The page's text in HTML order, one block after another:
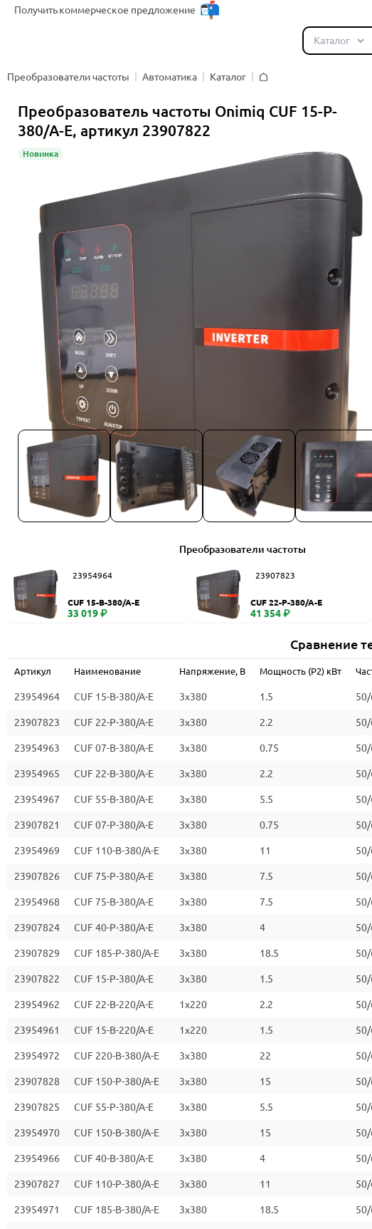
Получитькоммерческое предложение
Преобразователи частоты Автоматика
Каталог
Преобразователь частоты Onimiq CUF 15-P-
380/A-E, артикул 23907822
Новинка
Преобразователи частоты
23954964
CUF 15-B-380/A-E
33 019 ₽
23907823
CUF 22-P-380/A-E
41 354 ₽
Сравнение
Артикул Наименование Напряжение, В Мощность (P2) кВт
23954964 CUF 15-B-380/A-E 3x380 1.5
23907823 CUF 22-P-380/A-E 3x380 2.2
23954963 CUF 07-B-380/A-E 3x380 0.75
23954965 CUF 22-B-380/A-E 3x380 2.2
23954967 CUF 55-B-380/A-E 3x380 5.5
23907821 CUF 07-P-380/A-E 3x380 0.75
23954969 CUF 110-B-380/A-E 3x380 11
23907826 CUF 75-P-380/A-E 3x380 7.5
23954968 CUF 75-B-380/A-E 3x380 7.5
23907824 CUF 40-P-380/A-E 3x380 4
23907829 CUF 185-P-380/A-E 3x380 18.5
23907822 CUF 15-P-380/A-E 3x380 1.5
23954962 CUF 22-B-220/A-E 1x220 2.2
23954961 CUF 15-B-220/A-E 1x220 1.5
23954972 CUF 220-B-380/A-E 3x380 22
23907828 CUF 150-P-380/A-E 3x380 15
23907825 CUF 55-P-380/A-E 3x380 5.5
23954970 CUF 150-B-380/A-E 3x380 15
23954966 CUF 40-B-380/A-E 3x380 4
23907827 CUF 110-P-380/A-E 3x380 11
23954971 CUF 185-B-380/A-E 3x380 18.5